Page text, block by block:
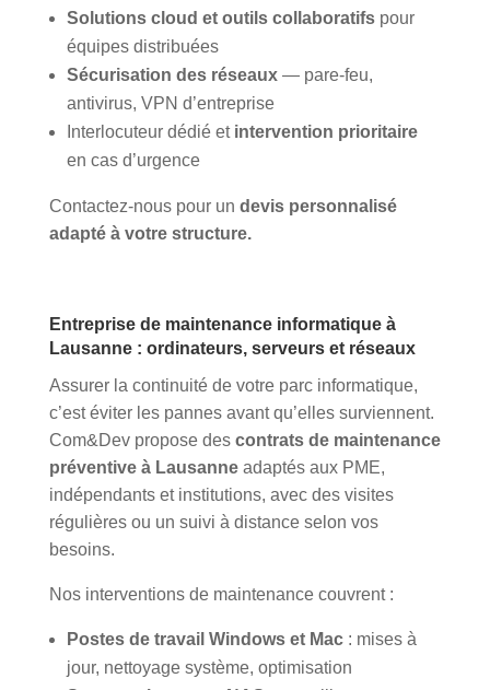
Solutions cloud et outils collaboratifspour
équipes distribuées
Sécurisation des réseaux— pare-feu,
antivirus, VPN d’entreprise
Interlocuteur dédié et intervention prioritaire
en cas d’urgence
Contactez-nous pour un devis personnalisé
adapté à votre structure.
Entreprise de maintenance informatique à
Lausanne : ordinateurs, serveurs et réseaux
Assurer la continuité de votre parc informatique,
c’est éviter les pannes avant qu’elles surviennent.
Com&Dev propose des contrats de maintenance
préventive à Lausanneadaptés aux PME,
indépendants et institutions, avec des visites
régulières ou un suivi à distance selon vos
besoins.
Nos interventions de maintenance couvrent :
Postes de travail Windows et Mac: mises à
jour, nettoyage système, optimisation